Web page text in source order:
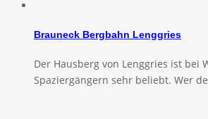
Brauneck Bergbahn Lenggries
Der Hausberg von Lenggries ist bei
Spaziergängern sehr beliebt. Wer